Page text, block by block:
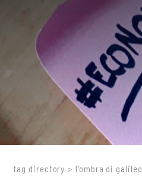
tag directory > l'ombra di galileo